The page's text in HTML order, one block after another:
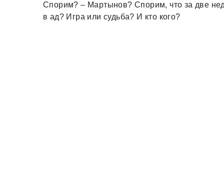
Спорим? – Мартынов? Спорим, что за две
в ад? Игра или судьба? И кто кого?